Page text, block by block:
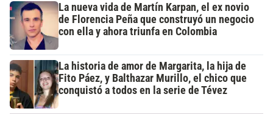
La nueva vida de Martín Karpan, el ex novio
de Florencia Peña que construyó un negocio
con ella y ahora triunfa en Colombia
La historia de amor de Margarita, la hija de
Fito Páez, y Balthazar Murillo, el chico que
conquistó a todos en la serie de Tévez